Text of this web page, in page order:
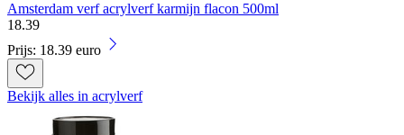
Amsterdam verf acrylverf karmijn flacon 500ml
18.39
Prijs: 18.39 euro
Bekijk alles in acrylverf